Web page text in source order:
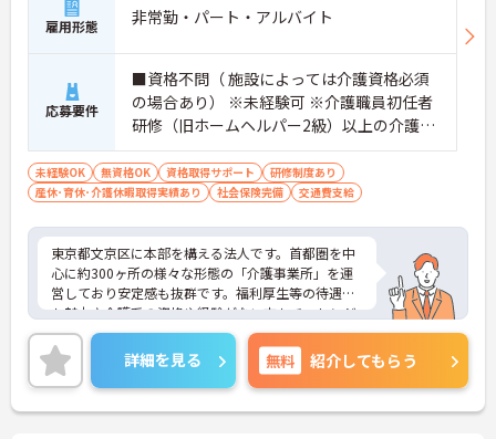
雇用形態 非常勤・パート・アルバイト
応募要件
■資格不問（ 施設によっては介護資格必須
の場合あり） ※未経験可 ※介護職員初任者
研修（旧ホームヘルパー2級）以上の介護資
格をお持ちの方優遇
未経験OK 無資格OK 資格取得サポート
研修制度あり
産休･育休･介護休暇取得実績あり
社会保険完備 交通費支給
東京都文京区に本部を構える法人です。首都圏を中
心に約300ヶ所の様々な形態の「介護事業所」を運
営しており安定感も抜群です。福利厚生等の待遇面
も魅力♪介護系の資格や経験がない方もチャレンジ
OK◎資格取得支援もあり働きながらスキルアップも
目指します。ご興味ある方には、面接対策ポイント
など、さらに詳細をお話しいたしますのでお気軽に
ご相談ください！
詳細を見る 無料 紹介してもらう